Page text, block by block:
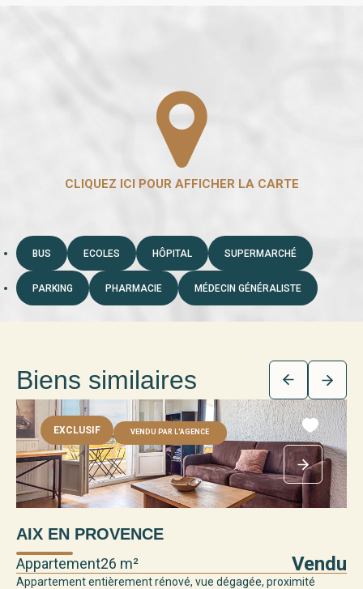
BUS ECOLES HÔPITAL SUPERMARCHÉ
PARKING PHARMACIE MÉDECIN GÉNÉRALISTE
Biens similaires
EXCLUSIF VENDU PAR L'AGENCE
AIX EN PROVENCE
Appartement26 m² Vendu
Appartement entièrement rénové, vue dégagée, proximité